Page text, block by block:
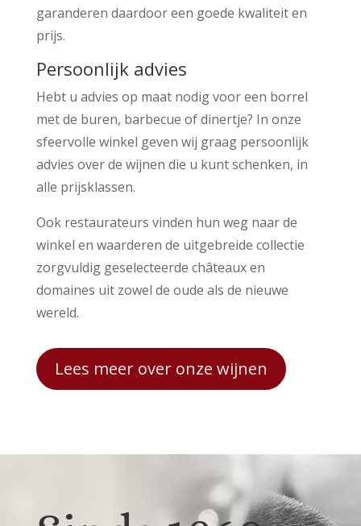
garanderen daardoor een goede kwaliteit en
prijs.
Persoonlijk advies
Hebt u advies op maat nodig voor een borrel
met de buren, barbecue of dinertje? In onze
sfeervolle winkel geven wij graag persoonlijk
advies over de wijnen die u kunt schenken, in
alle prijsklassen.
Ook restaurateurs vinden hun weg naar de
winkel en waarderen de uitgebreide collectie
zorgvuldig geselecteerde châteaux en
domaines uit zowel de oude als de nieuwe
wereld.
Lees meer over onze wijnen